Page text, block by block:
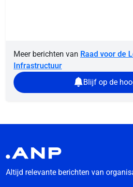
Meer berichten van Raad voor de
Infrastructuur
Blijf op de
Altijd relevante berichten van